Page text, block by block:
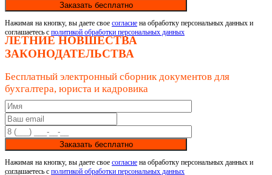
Заказать бесплатно
Нажимая на кнопку, вы даете свое согласие на обработку персональных данных и
соглашаетесь с политикой обработки персональных данных
ЛЕТНИЕ НОВШЕСТВА
ЗАКОНОДАТЕЛЬСТВА
Бесплатный электронный сборник документов для
бухгалтера, юриста и кадровика
Заказать бесплатно
Нажимая на кнопку, вы даете свое согласие на обработку персональных данных и
соглашаетесь с политикой обработки персональных данных